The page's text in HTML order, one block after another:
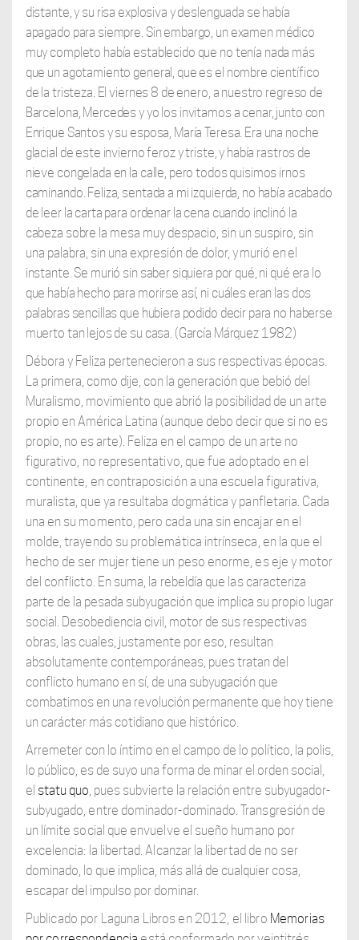
distante, y su risa explosiva y deslenguada se había
apagado para siempre. Sin embargo, un examen médico
muy completo había establecido que no tenía nada más
que un agotamiento general, que es el nombre científico
de la tristeza. El viernes 8 de enero, a nuestro regreso de
Barcelona, Mercedes y yo los invitamos a cenar, junto con
Enrique Santos y su esposa, María Teresa. Era una noche
glacial de este invierno feroz y triste, y había rastros de
nieve congelada en la calle, pero todos quisimos irnos
caminando. Feliza, sentada a mi izquierda, no había acabado
de leer la carta para ordenar la cena cuando inclinó la
cabeza sobre la mesa muy despacio, sin un suspiro, sin
una palabra, sin una expresión de dolor, y murió en el
instante. Se murió sin saber siquiera por qué, ni qué era lo
que había hecho para morirse así, ni cuáles eran las dos
palabras sencillas que hubiera podido decir para no haberse
muerto tan lejos de su casa. (García Márquez 1982)
Débora y Feliza pertenecieron a sus respectivas épocas.
La primera, como dije, con la generación que bebió del
Muralismo, movimiento que abrió la posibilidad de un arte
propio en América Latina (aunque debo decir que si no es
propio, no es arte). Feliza en el campo de un arte no
figurativo, no representativo, que fue adoptado en el
continente, en contraposición a una escuela figurativa,
muralista, que ya resultaba dogmática y panfletaria. Cada
una en su momento, pero cada una sin encajar en el
molde, trayendo su problemática intrínseca, en la que el
hecho de ser mujer tiene un peso enorme, es eje y motor
del conflicto. En suma, la rebeldía que las caracteriza
parte de la pesada subyugación que implica su propio lugar
social. Desobediencia civil, motor de sus respectivas
obras, las cuales, justamente por eso, resultan
absolutamente contemporáneas, pues tratan del
conflicto humano en sí, de una subyugación que
combatimos en una revolución permanente que hoy tiene
un carácter más cotidiano que histórico.
Arremeter con lo íntimo en el campo de lo político, la polis,
lo público, es de suyo una forma de minar el orden social,
el statu quo, pues subvierte la relación entre subyugador-
subyugado, entre dominador-dominado. Transgresión de
un límite social que envuelve el sueño humano por
excelencia: la libertad. Alcanzar la libertad de no ser
dominado, lo que implica, más allá de cualquier cosa,
escapar del impulso por dominar.
Publicado por Laguna Libros en 2012, el libro Memorias